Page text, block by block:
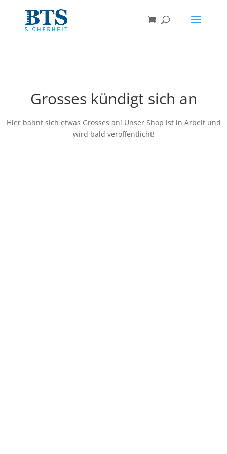
Grosses kündigt sich an
Hier bahnt sich etwas Grosses an! Unser Shop ist in Arbeit und
wird bald veröffentlicht!